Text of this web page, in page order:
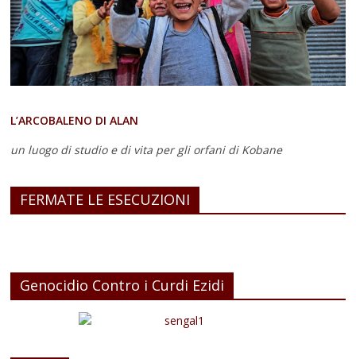
L’ARCOBALENO DI ALAN
un luogo di studio e di vita per gli orfani di Kobane
FERMATE LE ESECUZIONI
Genocidio Contro i Curdi Ezidi